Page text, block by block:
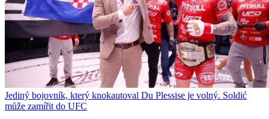
Jediný bojovník, který knokautoval Du Plessise je volný. Soldić
může zamířit do UFC